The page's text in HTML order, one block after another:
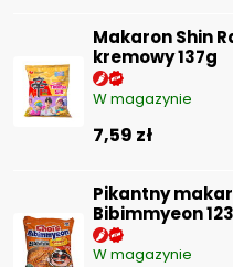
Makaron Shin
kremowy 137g
W magazynie
7,59 zł
Pikantny
Bibimmyeon
W magazynie